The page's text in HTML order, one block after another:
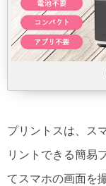
プリントスは、ス
リントできる簡易
てスマホの画面を